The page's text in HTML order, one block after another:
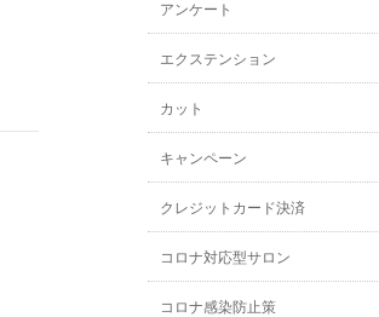
アンケート
エクステンション
カット
キャンペーン
クレジットカード決済
コロナ対応型サロン
コロナ感染防止策